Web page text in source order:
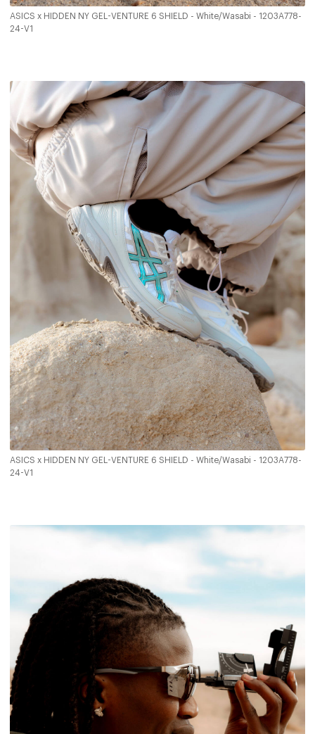
ASICS x HIDDEN NY GEL-VENTURE 6 SHIELD - White/Wasabi - 1203A778-
24-V1
ASICS x HIDDEN NY GEL-VENTURE 6 SHIELD - White/Wasabi - 1203A778-
24-V1